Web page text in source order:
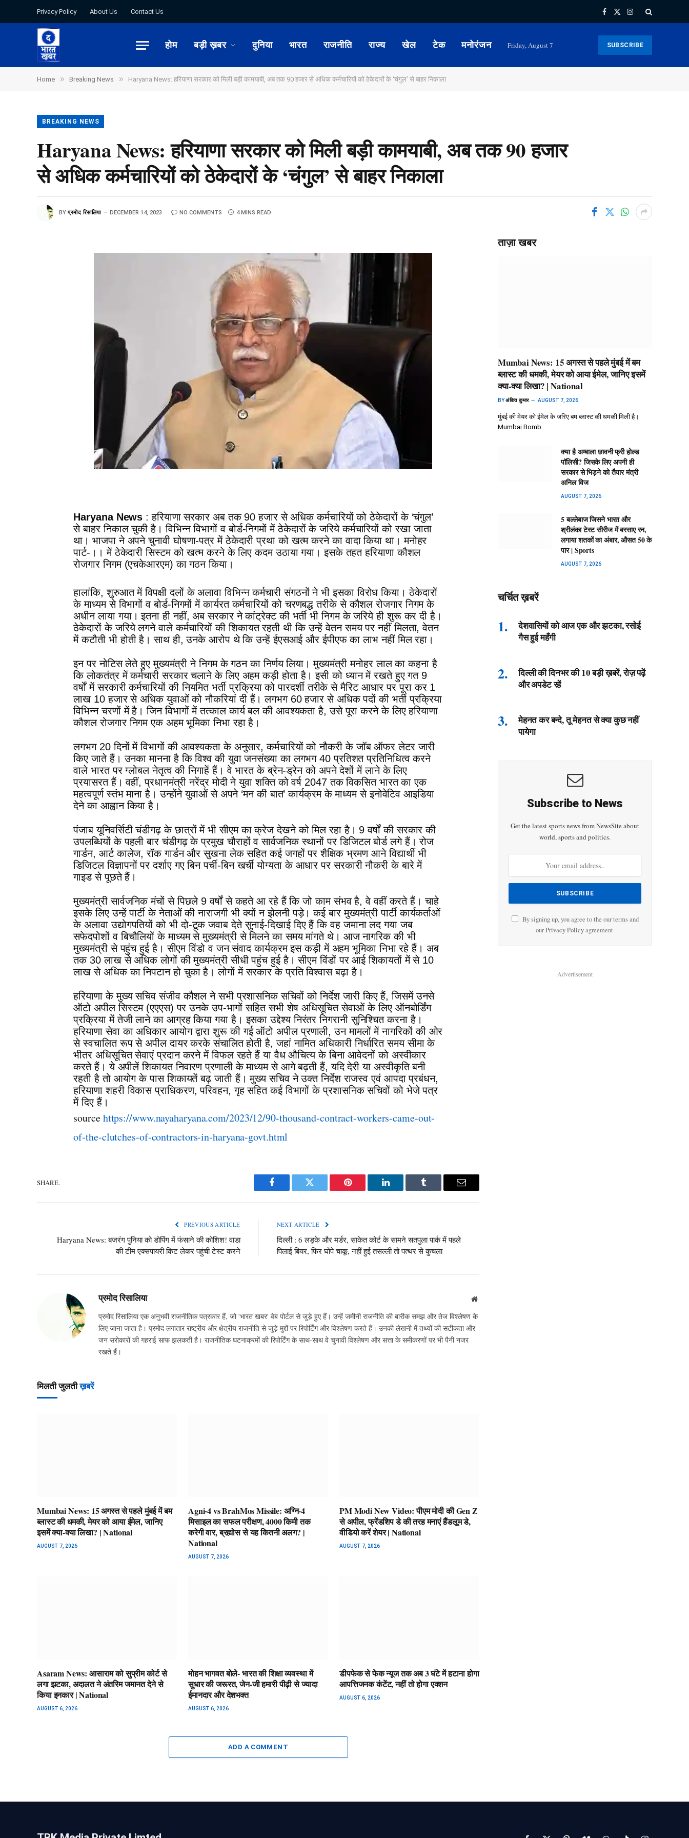
Privacy Policy About Us Contact Us Facebook
X
Instagram
होम बड़ी ख़बर दुनिया भारत राजनीति राज्य खेल टेक मनोरंजन Friday, August 7 SUBSCRIBE
Home » Breaking News » Haryana News: हरियाणा सरकार को मिली बड़ी कामयाबी, अब तक 90 हजार से अधिक कर्मचारियों को ठेकेदारों के ‘चंगुल’ से बाहर निकाला
BREAKING NEWS
Haryana News: हरियाणा सरकार को मिली बड़ी कामयाबी, अब तक 90 हजार
से अधिक कर्मचारियों को ठेकेदारों के ‘चंगुल’ से बाहर निकाला
BY प्रमोद रिसालिया DECEMBER 14, 2023 NO COMMENTS 4 MINS READ
Haryana News : हरियाणा सरकार अब तक 90 हजार से अधिक कर्मचारियों को ठेकेदारों के ‘चंगुल’
से बाहर निकाल चुकी है। विभिन्न विभागों व बोर्ड-निगमों में ठेकेदारों के जरिये कर्मचारियों को रखा जाता
था। भाजपा ने अपने चुनावी घोषणा-पत्र में ठेकेदारी प्रथा को खत्म करने का वादा किया था। मनोहर
पार्ट-।। में ठेकेदारी सिस्टम को खत्म करने के लिए कदम उठाया गया। इसके तहत हरियाणा कौशल
रोजगार निगम (एचकेआरएम) का गठन किया।
हालांकि, शुरुआत में विपक्षी दलों के अलावा विभिन्न कर्मचारी संगठनों ने भी इसका विरोध किया। ठेकेदारों
के माध्यम से विभागों व बोर्ड-निगमों में कार्यरत कर्मचारियों को चरणबद्ध तरीके से कौशल रोजगार निगम के
अधीन लाया गया। इतना ही नहीं, अब सरकार ने कांट्रेक्ट की भर्ती भी निगम के जरिये ही शुरू कर दी है।
ठेकेदारों के जरिये लगने वाले कर्मचारियों की शिकायत रहती थी कि उन्हें वेतन समय पर नहीं मिलता, वेतन
में कटौती भी होती है। साथ ही, उनके आरोप थे कि उन्हें ईएसआई और ईपीएफ का लाभ नहीं मिल रहा।
इन पर नोटिस लेते हुए मुख्यमंत्री ने निगम के गठन का निर्णय लिया। मुख्यमंत्री मनोहर लाल का कहना है
कि लोकतंत्र में कर्मचारी सरकार चलाने के लिए अहम कड़ी होता है। इसी को ध्यान में रखते हुए गत 9
वर्षों में सरकारी कर्मचारियों की नियमित भर्ती प्रक्रिया को पारदर्शी तरीके से मैरिट आधार पर पूरा कर 1
लाख 10 हजार से अधिक युवाओं को नौकरियां दी हैं। लगभग 60 हजार से अधिक पदों की भर्ती प्रक्रिया
विभिन्न चरणों में है। जिन विभागों में तत्काल कार्य बल की आवश्यकता है, उसे पूरा करने के लिए हरियाणा
कौशल रोजगार निगम एक अहम भूमिका निभा रहा है।
लगभग 20 दिनों में विभागों की आवश्यकता के अनुसार, कर्मचारियों को नौकरी के जॉब ऑफर लेटर जारी
किए जाते हैं। उनका मानना है कि विश्व की युवा जनसंख्या का लगभग 40 प्रतिशत प्रतिनिधित्व करने
वाले भारत पर ग्लोबल नेतृत्व की निगाहें हैं। वे भारत के ब्रेन-ड्रेन को अपने देशों में लाने के लिए
प्रयासरत हैं। वहीं, प्रधानमंत्री नरेंद्र मोदी ने युवा शक्ति को वर्ष 2047 तक विकसित भारत का एक
महत्वपूर्ण स्तंभ माना है। उन्होंने युवाओं से अपने ‘मन की बात’ कार्यक्रम के माध्यम से इनोवेटिव आइडिया
देने का आह्वान किया है।
पंजाब यूनिवर्सिटी चंडीगढ़ के छात्रों में भी सीएम का क्रेज देखने को मिल रहा है। 9 वर्षों की सरकार की
उपलब्धियों के पहली बार चंडीगढ़ के प्रमुख चौराहों व सार्वजनिक स्थानों पर डिजिटल बोर्ड लगे हैं। रोज
गार्डन, आर्ट कालेज, रॉक गार्डन और सुखना लेक सहित कई जगहों पर शैक्षिक भ्रमण आने विद्यार्थी भी
डिजिटल विज्ञापनों पर दर्शाए गए बिन पर्ची-बिन खर्ची योग्यता के आधार पर सरकारी नौकरी के बारे में
गाइड से पूछते हैं।
मुख्यमंत्री सार्वजनिक मंचों से पिछले 9 वर्षों से कहते आ रहे हैं कि जो काम संभव है, वे वहीं करते हैं। चाहे
इसके लिए उन्हें पार्टी के नेताओं की नाराजगी भी क्यों न झेलनी पड़े। कई बार मुख्यमंत्री पार्टी कार्यकर्ताओं
के अलावा उद्योगपतियों को भी दो-टूक जवाब देते सुनाई-दिखाई दिए हैं कि वह जमाना लद गया जब
सफेदपोशों व बिचौलियों के माध्यम से मुख्यमंत्री से मिलने का समय मांगते थे। आज नागरिक की भी
मुख्यमंत्री से पहुंच हुई है। सीएम विंडो व जन संवाद कार्यक्रम इस कड़ी में अहम भूमिका निभा रहे हैं। अब
तक 30 लाख से अधिक लोगों की मुख्यमंत्री सीधी पहुंच हुई है। सीएम विंडों पर आई शिकायतों में से 10
लाख से अधिक का निपटान हो चुका है। लोगों में सरकार के प्रति विश्वास बढ़ा है।
हरियाणा के मुख्य सचिव संजीव कौशल ने सभी प्रशासनिक सचिवों को निर्देश जारी किए हैं, जिसमें उनसे
ऑटो अपील सिस्टम (एएएस) पर उनके उप-भागों सहित सभी शेष अधिसूचित सेवाओं के लिए ऑनबोर्डिंग
प्रक्रिया में तेजी लाने का आग्रह किया गया है। इसका उद्देश्य निरंतर निगरानी सुनिश्चित करना है।
हरियाणा सेवा का अधिकार आयोग द्वारा शुरू की गई ऑटो अपील प्रणाली, उन मामलों में नागरिकों की ओर
से स्वचालित रूप से अपील दायर करके संचालित होती है, जहां नामित अधिकारी निर्धारित समय सीमा के
भीतर अधिसूचित सेवाएं प्रदान करने में विफल रहते हैं या वैध औचित्य के बिना आवेदनों को अस्वीकार
करते हैं। ये अपीलें शिकायत निवारण प्रणाली के माध्यम से आगे बढ़ती हैं, यदि देरी या अस्वीकृति बनी
रहती है तो आयोग के पास शिकायतें बढ़ जाती हैं। मुख्य सचिव ने उक्त निर्देश राजस्व एवं आपदा प्रबंधन,
हरियाणा शहरी विकास प्राधिकरण, परिवहन, गृह सहित कई विभागों के प्रशासनिक सचिवों को भेजे पत्र
में दिए हैं।
sourcehttps://www.nayaharyana.com/2023/12/90-thousand-contract-workers-came-out-
of-the-clutches-of-contractors-in-haryana-govt.html
SHARE.
Facebook Twitter Pinterest LinkedIn Tumblr Email
PREVIOUS ARTICLE
Haryana News: बजरंग पुनिया को डोपिंग में फंसाने की कोशिश! वाडा
की टीम एक्सपायरी किट लेकर पहुंची टेस्ट करने
NEXT ARTICLE
दिल्ली : 6 लड़के और मर्डर, साकेत कोर्ट के सामने सतपुला पार्क में पहले
पिलाई बियर, फिर घोपे चाकू, नहीं हुई तसल्ली तो पत्थर से कुचला
प्रमोद रिसालिया Website
प्रमोद रिसालिया एक अनुभवी राजनीतिक पत्रकार हैं, जो 'भारत खबर' वेब पोर्टल से जुड़े हुए हैं। उन्हें जमीनी राजनीति की बारीक समझ और तेज विश्लेषण के
लिए जाना जाता है। प्रमोद लगातार राष्ट्रीय और क्षेत्रीय राजनीति से जुड़े मुद्दों पर रिपोर्टिंग और विश्लेषण करते हैं। उनकी लेखनी में तथ्यों की सटीकता और
जन सरोकारों की गहराई साफ झलकती है। राजनीतिक घटनाक्रमों की रिपोर्टिंग के साथ-साथ वे चुनावी विश्लेषण और सत्ता के समीकरणों पर भी पैनी नजर
रखते हैं।
मिलती जुलतीख़बरें
Mumbai News: 15 अगस्त से पहले मुंबई में बम
ब्लास्ट की धमकी, मेयर को आया ईमेल, जानिए
इसमें क्या-क्या लिखा? | National
AUGUST 7, 2026
Agni-4 vs BrahMos Missile: अग्नि-4
मिसाइल का सफल परीक्षण, 4000 किमी तक
करेगी वार, ब्रह्मोस से यह कितनी अलग? |
National
AUGUST 7, 2026
PM Modi New Video: पीएम मोदी की Gen Z
से अपील, फ्रेंडशिप डे की तरह मनाएं हैंडलूम डे,
वीडियो करें शेयर | National
AUGUST 7, 2026
Asaram News: आसाराम को सुप्रीम कोर्ट से
लगा झटका, अदालत ने अंतरिम जमानत देने से
किया इनकार | National
AUGUST 6, 2026
मोहन भागवत बोले- भारत की शिक्षा व्यवस्था में
सुधार की जरूरत, जेन-जी हमारी पीढ़ी से ज्यादा
ईमानदार और देशभक्त
AUGUST 6, 2026
डीपफेक से फेक न्यूज तक अब 3 घंटे में हटाना होगा
आपत्तिजनक कंटेंट, नहीं तो होगा एक्शन
AUGUST 6, 2026
ADD A COMMENT
ताज़ा खबर
Mumbai News: 15 अगस्त से पहले मुंबई में बम
ब्लास्ट की धमकी, मेयर को आया ईमेल, जानिए इसमें
क्या-क्या लिखा? | National
BYअंकित कुमार AUGUST 7, 2026
मुंबई की मेयर को ईमेल के जरिए बम ब्लास्ट की धमकी मिली है।
Mumbai Bomb…
क्या है अम्बाला छावनी फ्री होल्ड
पॉलिसी? जिसके लिए अपनी ही
सरकार से भिड़ने को तैयार मंत्री
अनिल विज
AUGUST 7, 2026
5 बल्लेबाज जिसने भारत और
श्रीलंका टेस्ट सीरीज में बरसाए रन,
लगाया शतकों का अंबार, औसत 50 के
पार | Sports
AUGUST 7, 2026
चर्चित ख़बरें
देशवासियों को आज एक और झटका, रसोई
गैस हुई महँगी
दिल्ली की दिनभर की 10 बड़ी ख़बरें, रोज़ पढ़ें
और अपडेट रहें
मेहनत कर बन्दे, तू मेहनत से क्या कुछ नहीं
पायेगा
Subscribe to News
Get the latest sports news from NewsSite about
world, sports and politics.
By signing up, you agree to the our terms and
ourPrivacy Policyagreement.
Advertisement